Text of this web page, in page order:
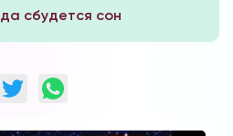
сбудется сон